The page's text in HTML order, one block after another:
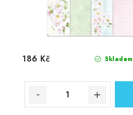
Skladem
186 Kč